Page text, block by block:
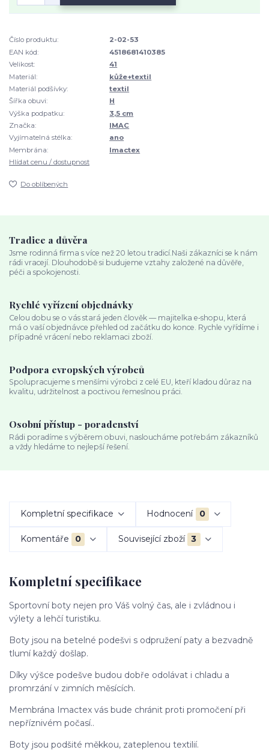
Číslo produktu:
2-02-53
EAN kód:
4518681410385
Velikost:
41
Materiál:
kůže+textil
Materiál podšívky:
textil
Šířka obuvi:
H
Výška podpatku:
3,5 cm
Značka:
IMAC
Vyjímatelná stélka:
ano
Membrána:
Imactex
Hlídat cenu / dostupnost
Do oblíbených
Tradice a důvěra
Jsme rodinná firma s více než 20 letou tradicí.Naši zákazníci se k nám
rádi vracejí. Dlouhodobě si budujeme vztahy založené na důvěře,
péči a spokojenosti.
Rychlé vyřízení objednávky
Celou dobu se o vás stará jeden člověk — majitelka e‑shopu, která
má o vaší objednávce přehled od začátku do konce. Rychle vyřídíme i
případné vrácení nebo reklamaci zboží.
Podpora evropských výrobců
Spolupracujeme s menšími výrobci z celé EU, kteří kladou důraz na
kvalitu, udržitelnost a poctivou řemeslnou práci.
Osobní přístup - poradenství
Rádi poradíme s výběrem obuvi, nasloucháme potřebám zákazníků
a vždy hledáme to nejlepší řešení.
Kompletní specifikace Hodnocení 0
Komentáře 0 Související zboží 3
Kompletní specifikace
Sportovní boty nejen pro Váš volný čas, ale i zvládnou i
výlety a lehčí turistiku.
Boty jsou na betelné podešvi s odpružení paty a bezvadně
tlumí každý došlap.
Díky výšce podešve budou dobře odolávat i chladu a
promrzání v zimních měsících.
Membrána Imactex vás bude chránit proti promočení při
nepříznivém počasí..
Boty jsou podšité měkkou, zateplenou textilií.